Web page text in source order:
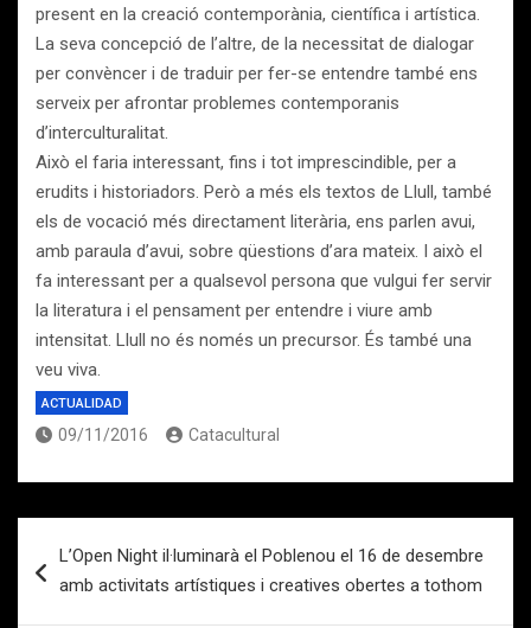
present en la creació contemporània, científica i artística.
La seva concepció de l’altre, de la necessitat de dialogar
per convèncer i de traduir per fer-se entendre també ens
serveix per afrontar problemes contemporanis
d’interculturalitat.
Això el faria interessant, fins i tot imprescindible, per a
erudits i historiadors. Però a més els textos de Llull, també
els de vocació més directament literària, ens parlen avui,
amb paraula d’avui, sobre qüestions d’ara mateix. I això el
fa interessant per a qualsevol persona que vulgui fer servir
la literatura i el pensament per entendre i viure amb
intensitat. Llull no és només un precursor. És també una
veu viva.
ACTUALIDAD
09/11/2016 Catacultural
de
L’Open Night il·luminarà el Poblenou el 16 de desembre
amb activitats artístiques i creatives obertes a tothom